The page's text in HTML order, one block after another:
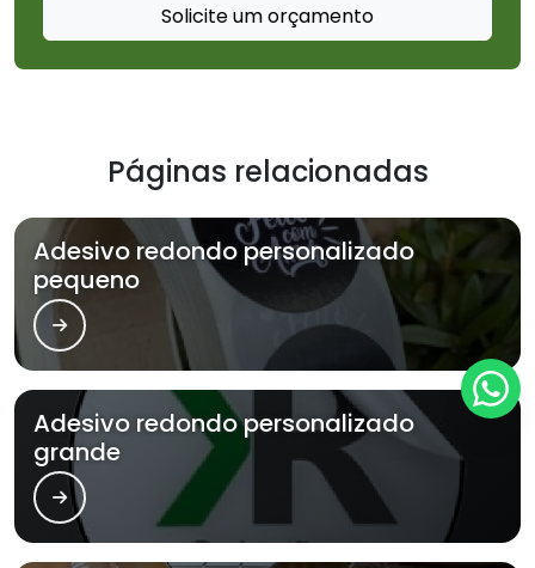
Solicite um orçamento
Páginas relacionadas
Adesivo redondo personalizado
pequeno
Adesivo redondo personalizado
grande